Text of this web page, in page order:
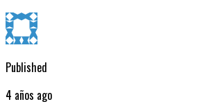
Published
4 años ago